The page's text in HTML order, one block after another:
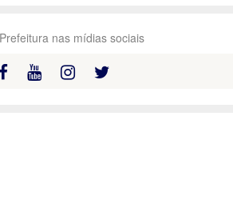
nas mídias sociais